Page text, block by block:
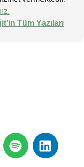
Tüm Yazıları